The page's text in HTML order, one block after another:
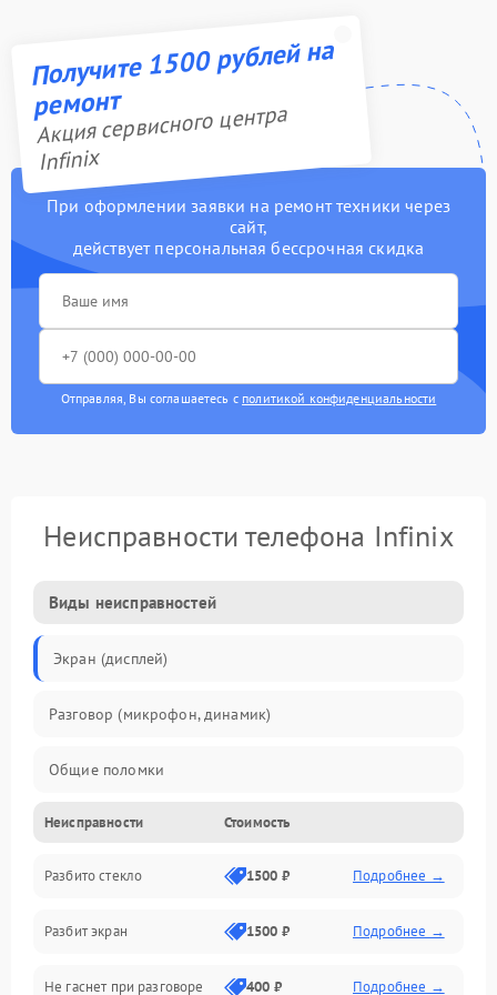
Получите 1500 рублей на
ремонт
Акция сервисного центра
Infinix
При оформлении заявки на ремонт техники через
сайт,
действует персональная бессрочная скидка
Отправляя, Вы соглашаетесь с политикой конфиденциальности
Неисправности телефона Infinix
Виды неисправностей
Экран (дисплей)
Разговор (микрофон, динамик)
Общие поломки
Проблемы связи
Камеры
Проблемы с дисплеем и сенсором
Неисправности Стоимость
Разбито стекло 1500 ₽ Подробнее →
Разбит экран 1500 ₽ Подробнее →
Не гаснет при разговоре 400 ₽ Подробнее →